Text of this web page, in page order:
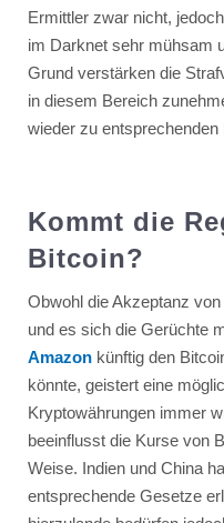
Ermittler zwar nicht,
im Darknet sehr mühsam
Grund verstärken die
in diesem Bereich
wieder zu entsprechenden
Kommt die
Bitcoin?
Obwohl die Akzeptanz
und es sich die Gerüchte
Amazonkünftig den
könnte, geistert eine
Kryptowährungen immer
beeinflusst die Kurse von
Weise. Indien und China
entsprechende Gesetze